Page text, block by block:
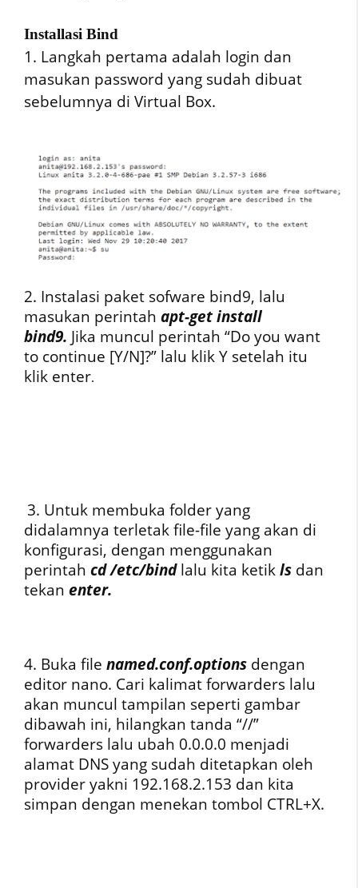
Installasi Bind
1. Langkah pertama adalah login dan
masukan password yang sudah dibuat
sebelumnya di Virtual Box.
2. Instalasi paket sofware bind9, lalu
masukan perintah apt-get install
bind9. Jika muncul perintah “Do you want
to continue [Y/N]?” lalu klik Y setelah itu
klik enter.
3. Untuk membuka folder yang
didalamnya terletak file-file yang akan di
konfigurasi, dengan menggunakan
perintah cd /etc/bindlalu kita ketik ls dan
tekan enter.
4. Buka file named.conf.options dengan
editor nano. Cari kalimat forwarders lalu
akan muncul tampilan seperti gambar
dibawah ini, hilangkan tanda “//”
forwarders lalu ubah 0.0.0.0 menjadi
alamat DNS yang sudah ditetapkan oleh
provider yakni 192.168.2.153 dan kita
simpan dengan menekan tombol CTRL+X.